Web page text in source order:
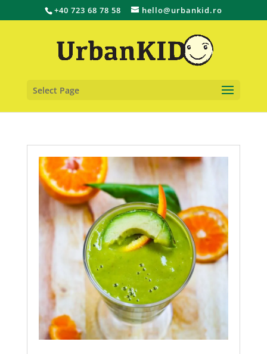
+40 723 68 78 58 hello@urbankid.ro
Select Page